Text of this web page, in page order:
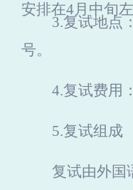
安排在4月中旬
3.复试地点
号。
4.复试费用
5.复试组成
复试由外国